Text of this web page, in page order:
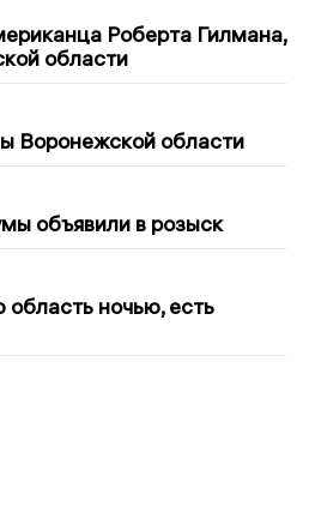
Роберта Гилмана,
области
Воронежской области
объявили в розыск
ночью, есть